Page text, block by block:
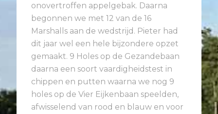
onovertroffen appelgebak. Daarna
begonnen we met 12 van de 16
Marshalls aan de wedstrijd. Pieter had
dit jaar wel een hele bijzondere opzet
gemaakt. 9 Holes op de Gezandebaan
daarna een soort vaardigheidstest in
chippen en putten waarna we nog 9
holes op de Vier Eijkenbaan speelden,
afwisselend van rood en blauw en voor